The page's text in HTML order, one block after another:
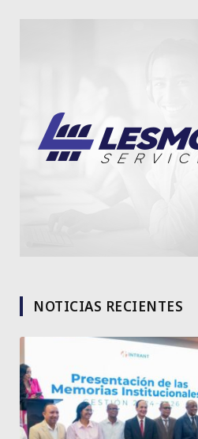
NOTICIAS RECIENTES